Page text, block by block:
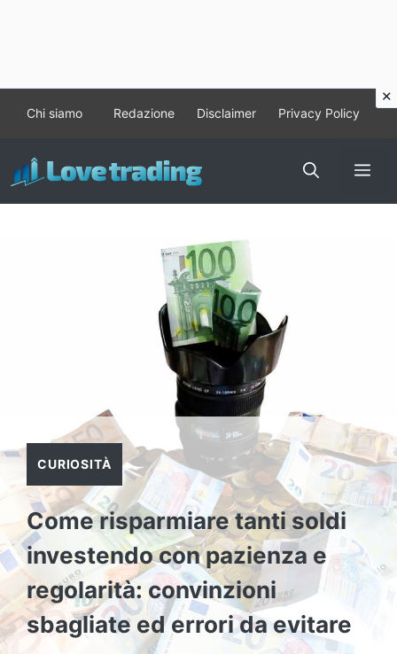
contenuto
Chi siamo Redazione Disclaimer Privacy Policy
CURIOSITÀ
Come risparmiare tanti soldi
investendo con pazienza e
regolarità: convinzioni
sbagliate ed errori da evitare